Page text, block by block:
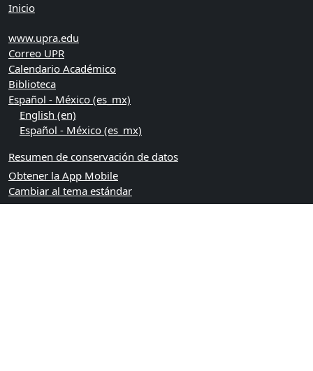
Inicio
www.upra.edu
Correo UPR
Calendario Académico
Biblioteca
Español - México ‎(es_mx)‎
English ‎(en)‎
Español - México ‎(es_mx)‎
Resumen de conservación de datos
Obtener la App Mobile
Cambiar al tema estándar